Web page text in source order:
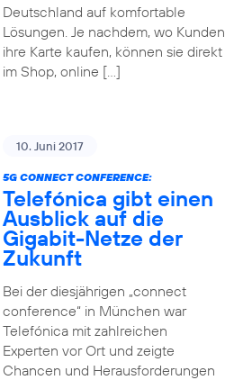
Deutschland auf komfortable
Lösungen. Je nachdem, wo Kunden
ihre Karte kaufen, können sie direkt
im Shop, online […]
10. Juni 2017
5G CONNECT CONFERENCE:
Telefónica gibt einen
Ausblick auf die
Gigabit-Netze der
Zukunft
Bei der diesjährigen „connect
conference“ in München war
Telefónica mit zahlreichen
Experten vor Ort und zeigte
Chancen und Herausforderungen